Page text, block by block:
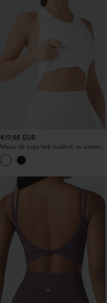
€17,95 EUR
Maiou de yoga fără cusături, cu sutien
integrat și spate racerback